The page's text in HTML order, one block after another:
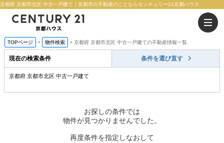
京都府 京都市北区 中古一戸建て｜京都市の不動産のことならセンチュリー21京都ハウス
TOPページ 物件検索 京都府 京都市北区 中古一戸建ての不動産情報一覧
現在の検索条件 条件を選び直す
京都府 京都市北区 中古一戸建て
お探しの条件では
物件が見つかりませんでした。
再度条件を指定しなおして